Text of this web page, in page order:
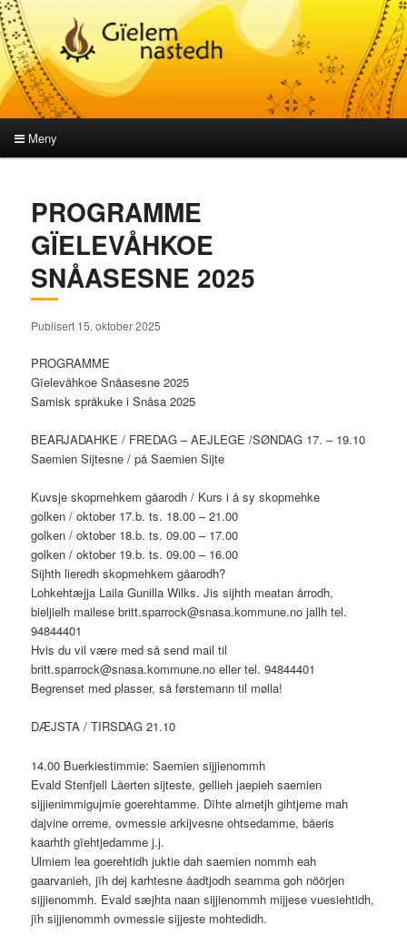
Meny
direkte
til
hovedinnholdet
direkte
til
sekundærinnholdet
PROGRAMME
GÏELEVÅHKOE
SNÅASESNE 2025
Publisert 15. oktober 2025
PROGRAMME
Gïelevåhkoe Snåasesne 2025
Samisk språkuke i Snåsa 2025
BEARJADAHKE / FREDAG – AEJLEGE /SØNDAG 17. – 19.10
Saemien Sijtesne / på Saemien Sijte
Kuvsje skopmehkem gåarodh / Kurs i å sy skopmehke
golken / oktober 17.b. ts. 18.00 – 21.00
golken / oktober 18.b. ts. 09.00 – 17.00
golken / oktober 19.b. ts. 09.00 – 16.00
Sijhth lieredh skopmehkem gåarodh?
Lohkehtæjja Laila Gunilla Wilks. Jis sijhth meatan årrodh,
bieljielh mailese britt.sparrock@snasa.kommune.no jallh tel.
94844401
Hvis du vil være med så send mail til
britt.sparrock@snasa.kommune.no eller tel. 94844401
Begrenset med plasser, så førstemann til mølla!
DÆJSTA / TIRSDAG 21.10
14.00 Buerkiestimmie: Saemien sijjienommh
Evald Stenfjell Låerten sijteste, gellieh jaepieh saemien
sijjienimmigujmie goerehtamme. Dïhte almetjh gihtjeme mah
dajvine orreme, ovmessie arkijvesne ohtsedamme, båeris
kaarhth gïehtjedamme j.j.
Ulmiem lea goerehtidh juktie dah saemien nommh eah
gaarvanieh, jïh dej karhtesne åadtjodh seamma goh nöörjen
sijjienommh. Evald sæjhta naan sijjienommh mijjese vuesiehtidh,
jïh sijjienommh ovmessie sijjeste mohtedidh.